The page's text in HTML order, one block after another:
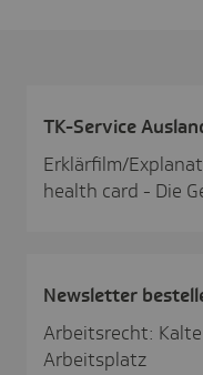
TK-Service
Erklärfilm/
health card - Die
News­letter
Arbeitsrecht:
Arbeitsplatz